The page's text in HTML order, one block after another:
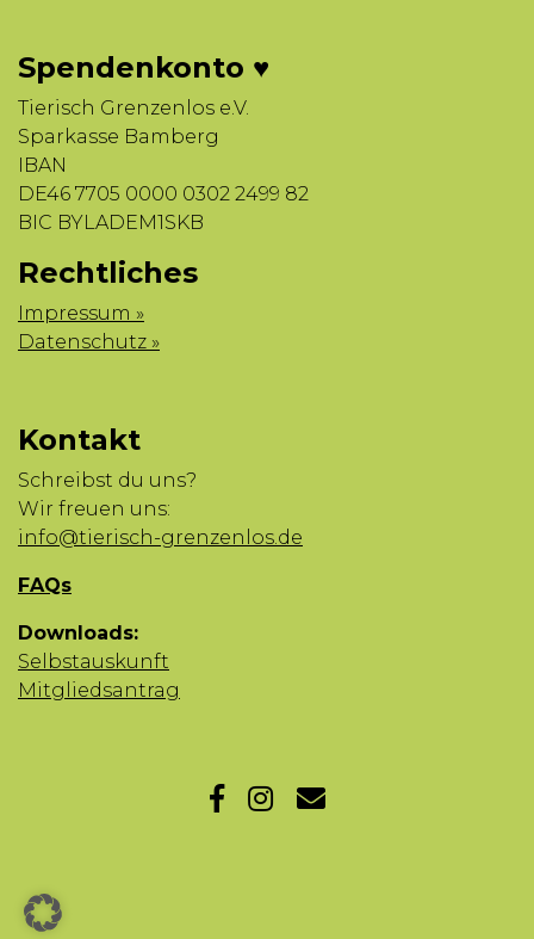
Spendenkonto ♥
Tierisch Grenzenlos e.V.
Sparkasse Bamberg
IBAN
DE46 7705 0000 0302 2499 82
BIC BYLADEM1SKB
Rechtliches
Impressum »
Datenschutz »
Kontakt
Schreibst du uns?
Wir freuen uns:
info@tierisch-grenzenlos.de
FAQs
Downloads:
Selbstauskunft
Mitgliedsantrag